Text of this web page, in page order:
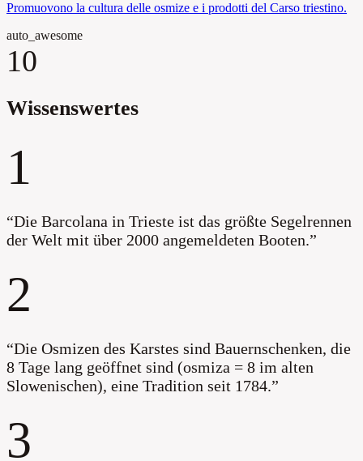
Promuovono la cultura delle osmize e i prodotti del Carso triestino.
auto_awesome
10
Wissenswertes
1
“Die Barcolana in Trieste ist das größte Segelrennen
der Welt mit über 2000 angemeldeten Booten.”
2
“Die Osmizen des Karstes sind Bauernschenken, die
8 Tage lang geöffnet sind (osmiza = 8 im alten
Slowenischen), eine Tradition seit 1784.”
3